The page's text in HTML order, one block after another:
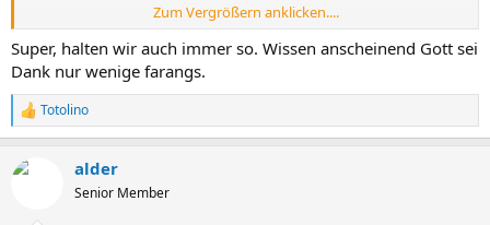
Das kann man dann schön im nahegelegenen Park mit einem
Zigarettchen genießen.
Ist vielleicht alles in allem nicht so gemütlich, aber eine gewisse Zeit
kann man da unten ganz gut verbringen.
Zum Vergrößern anklicken....
Super, halten wir auch immer so. Wissen anscheinend Gott sei
Dank nur wenige farangs.
R
e
k
Totolino
alder
Senior Member